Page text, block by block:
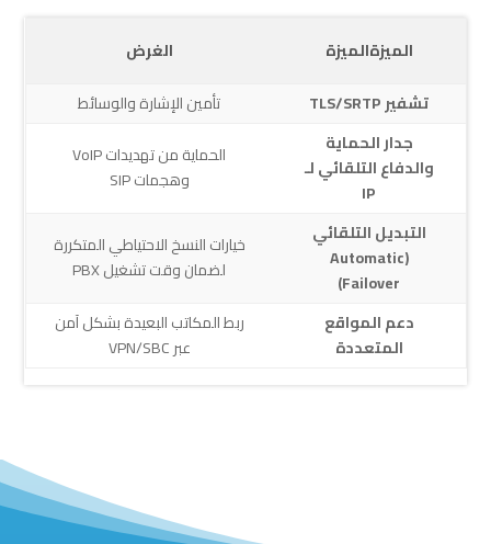
الميزةالميزة
الغرض
تشفير TLS/SRTP
تأمين الإشارة والوسائط
جدار الحماية
والدفاع التلقائي لـ
IP
الحماية من تهديدات VoIP
وهجمات SIP
التبديل التلقائي
(Automatic
Failover)
خيارات النسخ الاحتياطي المتكررة
لضمان وقت تشغيل PBX
دعم المواقع
المتعددة
ربط المكاتب البعيدة بشكل آمن
عبر VPN/SBC